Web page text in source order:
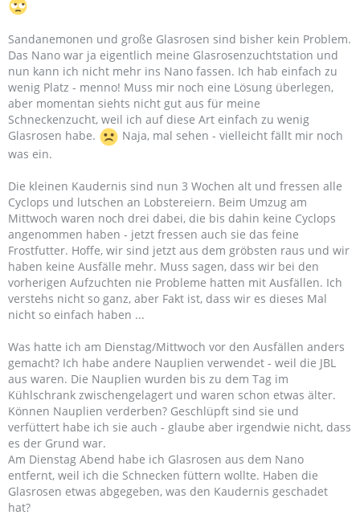
Sandanemonen und große Glasrosen sind bisher kein Problem.
Das Nano war ja eigentlich meine Glasrosenzuchtstation und
nun kann ich nicht mehr ins Nano fassen. Ich hab einfach zu
wenig Platz - menno! Muss mir noch eine Lösung überlegen,
aber momentan siehts nicht gut aus für meine
Schneckenzucht, weil ich auf diese Art einfach zu wenig
Glasrosen habe.
Naja, mal sehen - vielleicht fällt mir noch
was ein.
Die kleinen Kaudernis sind nun 3 Wochen alt und fressen alle
Cyclops und lutschen an Lobstereiern. Beim Umzug am
Mittwoch waren noch drei dabei, die bis dahin keine Cyclops
angenommen haben - jetzt fressen auch sie das feine
Frostfutter. Hoffe, wir sind jetzt aus dem gröbsten raus und wir
haben keine Ausfälle mehr. Muss sagen, dass wir bei den
vorherigen Aufzuchten nie Probleme hatten mit Ausfällen. Ich
verstehs nicht so ganz, aber Fakt ist, dass wir es dieses Mal
nicht so einfach haben ...
Was hatte ich am Dienstag/Mittwoch vor den Ausfällen anders
gemacht? Ich habe andere Nauplien verwendet - weil die JBL
aus waren. Die Nauplien wurden bis zu dem Tag im
Kühlschrank zwischengelagert und waren schon etwas älter.
Können Nauplien verderben? Geschlüpft sind sie und
verfüttert habe ich sie auch - glaube aber irgendwie nicht, dass
es der Grund war.
Am Dienstag Abend habe ich Glasrosen aus dem Nano
entfernt, weil ich die Schnecken füttern wollte. Haben die
Glasrosen etwas abgegeben, was den Kaudernis geschadet
hat?